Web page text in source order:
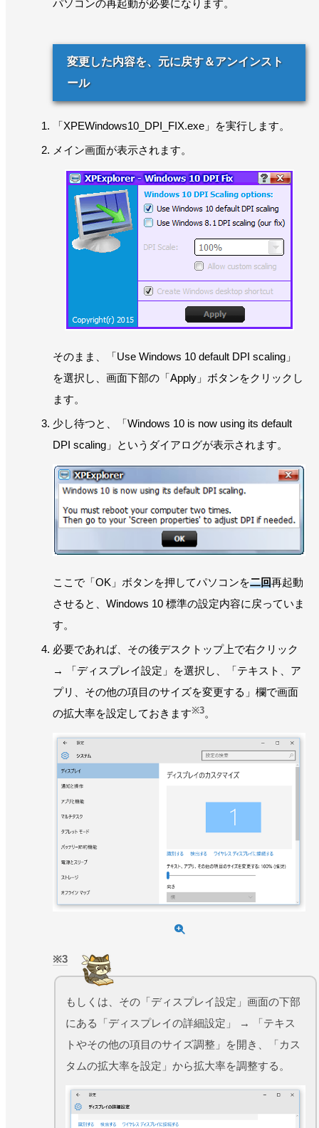
パソコンの再起動が必要になります。
変更した内容を、元に戻す＆アンインスト
ール
「XPEWindows10_DPI_FIX.exe」を実行します。
メイン画面が表示されます。
そのまま、「Use Windows 10 default DPI scaling」
を選択し、画面下部の「Apply」ボタンをクリックし
ます。
少し待つと、「Windows 10 is now using its default
DPI scaling」というダイアログが表示されます。
ここで「OK」ボタンを押してパソコンを二回再起動
させると、Windows 10 標準の設定内容に戻っていま
す。
必要であれば、その後デスクトップ上で右クリック
→ 「ディスプレイ設定」を選択し、「テキスト、ア
プリ、その他の項目のサイズを変更する」欄で画面
の拡大率を設定しておきます※3。
3
もしくは、その「ディスプレイ設定」画面の下部
にある「ディスプレイの詳細設定」 → 「テキス
トやその他の項目のサイズ調整」を開き、「カス
タムの拡大率を設定」から拡大率を調整する。